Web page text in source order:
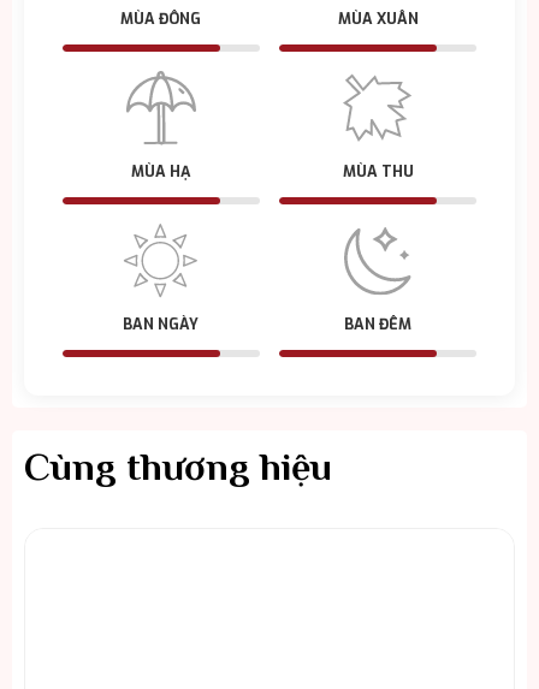
MÙA ĐÔNG MÙA XUÂN
MÙA HẠ MÙA THU
BAN NGÀY BAN ĐÊM
Cùng thương hiệu